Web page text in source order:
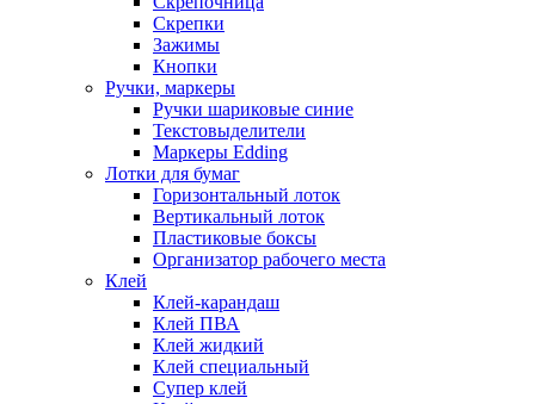
Скрепки
Зажимы
Кнопки
Ручки, маркеры
Ручки шариковые синие
Текстовыделители
Маркеры Edding
Лотки для бумаг
Горизонтальный лоток
Вертикальный лоток
Пластиковые боксы
Организатор рабочего места
Клей
Клей-карандаш
Клей ПВА
Клей жидкий
Клей специальный
Супер клей